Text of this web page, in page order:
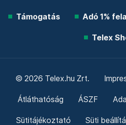
Támogatás Adó 1%
Telex
© 2026 Telex.hu Zrt.
Átláthatóság ÁSZF
Sütitájékoztató Süti